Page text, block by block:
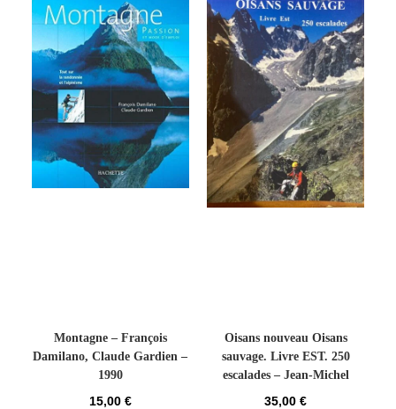
Montagne – François
Damilano, Claude Gardien –
1990
15,00 €
Oisans nouveau Oisans
sauvage. Livre EST. 250
escalades – Jean-Michel
35,00€